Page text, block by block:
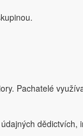
Pachatelé
dědictvích,